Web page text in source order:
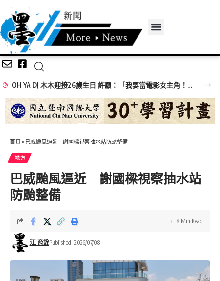
OH YA DJ 木木迎接26歲生日 許願：「我要當電影女主角！」
首頁 » 巴威颱風逼近 謝國樑視察抽水站防颱整備
地方
巴威颱風逼近 謝國樑視察抽水站
防颱整備
江 育銓Published: 2026/07/08
8 Min Read